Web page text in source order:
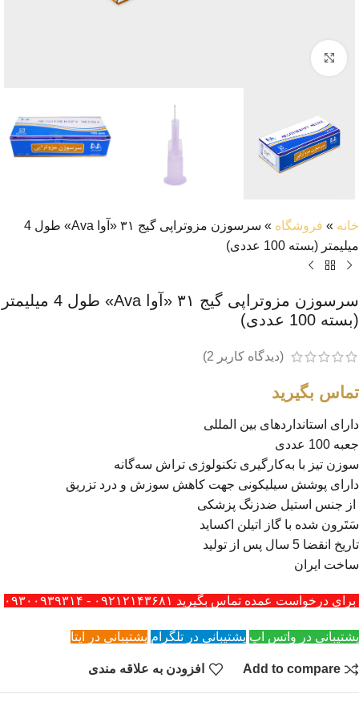
خانه » فروشگاه »
سرسوزن مزوتراپی گیج ۳۱ «آوا Ava» طول 4
میلیمتر (بسته 100 عددی)
سرسوزن مزوتراپی گیج ۳۱ «آوا Ava» طول 4 میلیمتر
(بسته 100 عددی)
(دیدگاه کاربر 2
)
تماس بگیرید
دارای استانداردهای بین المللی
جعبه 100 عددی
سوزن تیز با بهکارگیری تکنولوژی تراش سهگانه
دارای پوشش سیلیکونی جهت کاهش سوزش و درد تزریق
از جنس استیل ضدزنگ پزشکی
سَتَرون شده با گاز اتیلن اکساید
تاریخ انقضا 5 سال پس از تولید
ساخت ایران
برای درخواست عمده تماس بگیرید ۰۹۲۱۲۱۴۳۶۸۱ - ۰۹۳۰۰۹۳۹۳۱۴
پشتیبانی در واتس اپ پشتیبانی در تلگرام پشتیبانی در ایتا
Add to compare افزودن به علاقه مندی